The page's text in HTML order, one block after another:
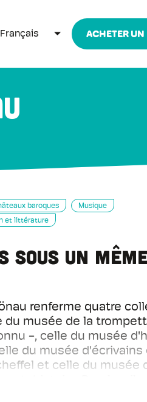
Français LISTER LESACHETER UN
baroques
Musique
et littérature
sous un
renferme quatre
du musée de la
-, celle du musée
du musée
et celle du musée
régulières.